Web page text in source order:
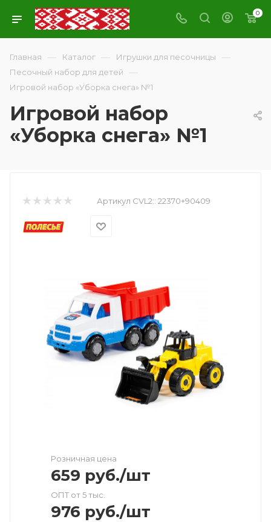
0
Главная — Каталог — Игрушки для песочницы —
Песочный набор для детей —
Игровой набор «Уборка снега» №1
Игровой набор
«Уборка снега» №1
Артикул CVL2:: 22370+90409
Розничная цена
659 руб./шт
ОПТ от 5 тыс.
976 руб./шт